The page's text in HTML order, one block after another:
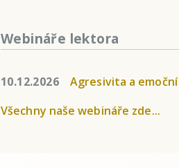
Webináře lektora
10.12.2026
Agresivita a
Všechny naše webináře zde...